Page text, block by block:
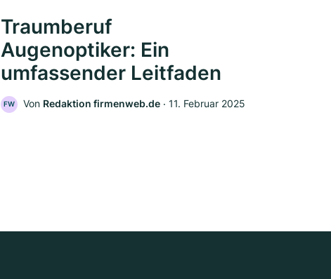
Traumberuf
Augenoptiker: Ein
umfassender Leitfaden
FW Von Redaktion firmenweb.de ‧ 11. Februar 2025